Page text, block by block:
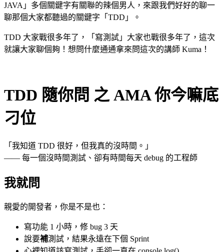
JAVA」多個關鍵字有關聯的辣個男人，來跟我們好好的聊一
聊那個大家都聽過的關鍵字「TDD」。
TDD 大家戰很多年了，「寫測試」大家也戰很多年了，這次
就讓大家聊個夠！想問什麼通通拿來問這次的講師 Kuma！
TDD 隨你問 之 AMA 你今嘛底
刁位
「我知道 TDD 很好，但我真的沒時間。」
—— 每一個沒時間測試、卻有時間每天 debug 的工程師
我就問
親愛的開發者，你是不是也：
寫功能 1 小時，修 bug 3 天
說要補測試，結果永遠在下個 Sprint